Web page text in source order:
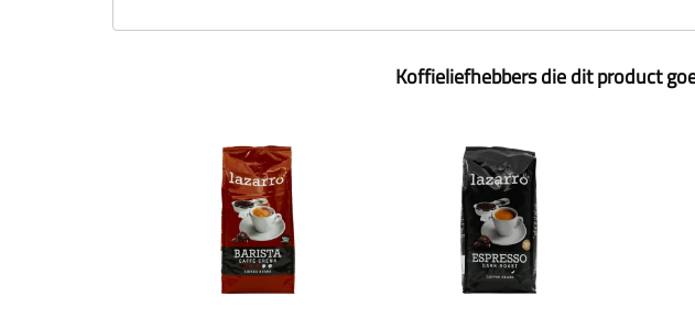
Koffieliefhebbers die dit product